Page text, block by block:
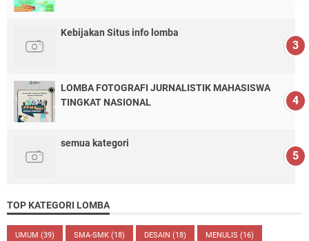
Kebijakan Situs info lomba
LOMBA FOTOGRAFI JURNALISTIK MAHASISWA
TINGKAT NASIONAL
semua kategori
TOP KATEGORI LOMBA
UMUM (39) SMA-SMK (18) DESAIN (18) MENULIS (16)